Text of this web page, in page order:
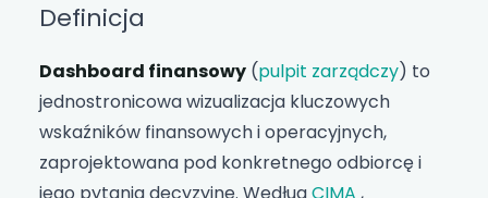
Definicja
Dashboard finansowy (pulpit zarządczy) to
jednostronicowa wizualizacja kluczowych
wskaźników finansowych i operacyjnych,
zaprojektowana pod konkretnego odbiorcę i